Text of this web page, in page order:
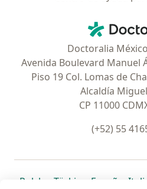
Doctoralia México
Avenida Boulevard Manuel
Piso 19 Col. Lomas de
Alcaldía
CP 11000
(+52) 55
Polska se abre en una nueva
Türkiye se abre en
España se
Italia